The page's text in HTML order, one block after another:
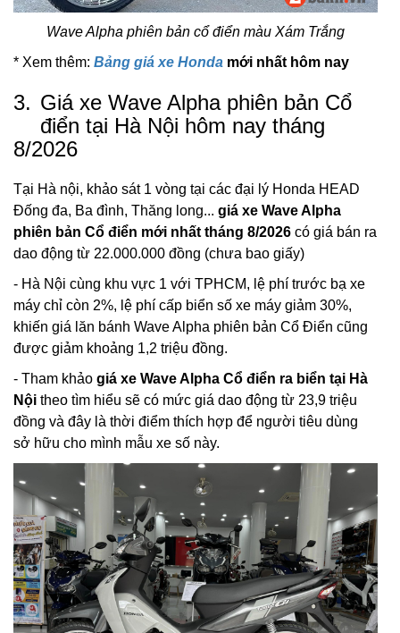
Wave Alpha phiên bản cổ điển màu Xám Trắng
* Xem thêm: Bảng giá xe Honda mới nhất hôm nay
3. Giá xe Wave Alpha phiên bản Cổ
điển tại Hà Nội hôm nay tháng
8/2026
Tại Hà nội, khảo sát 1 vòng tại các đại lý Honda HEAD
Đống đa, Ba đình, Thăng long... giá xe Wave Alpha
phiên bản Cổ điển mới nhất tháng 8/2026 có giá bán ra
dao động từ 22.000.000 đồng (chưa bao giấy)
- Hà Nội cùng khu vực 1 với TPHCM, lệ phí trước bạ xe
máy chỉ còn 2%, lệ phí cấp biển số xe máy giảm 30%,
khiến giá lăn bánh Wave Alpha phiên bản Cổ Điển cũng
được giảm khoảng 1,2 triệu đồng.
- Tham khảo giá xe Wave Alpha Cổ điển ra biển tại Hà
Nội theo tìm hiểu sẽ có mức giá dao động từ 23,9 triệu
đồng và đây là thời điểm thích hợp để người tiêu dùng
sở hữu cho mình mẫu xe số này.